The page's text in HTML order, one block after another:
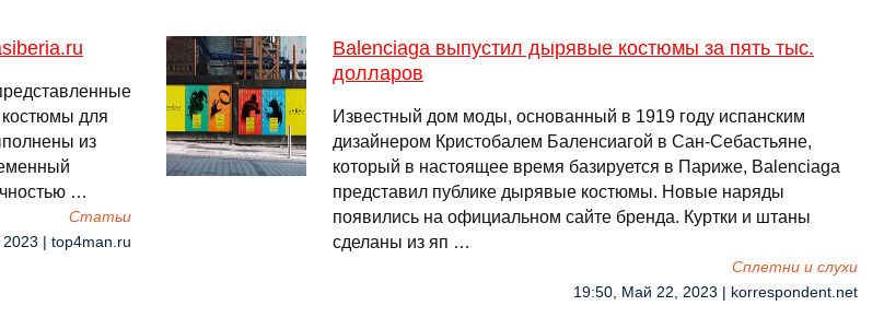
костюмы для
из
…
Cтатьи
| top4man.ru
Balenciaga выпустил дырявые костюмы за пять тыс.
долларов
Известный дом моды, основанный в 1919 году испанским
дизайнером Кристобалем Баленсиагой в Сан-Себастьяне,
который в настоящее время базируется в Париже, Balenciaga
представил публике дырявые костюмы. Новые наряды
появились на официальном сайте бренда. Куртки и штаны
сделаны из яп …
Сплетни и слухи
19:50, Май 22, 2023 | korrespondent.net